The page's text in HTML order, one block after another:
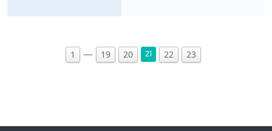
1 19 20 21 22 23